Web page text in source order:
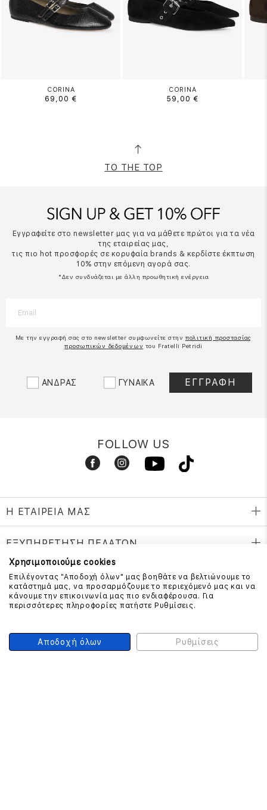
CORINA
69,00 €
CORINA
59,00 €
TO THE TOP
Εγγραφείτε στο newsletter μας για να μάθετε πρώτοι για τα νέα
της εταιρείας μας,
τις πιο hot προσφορές σε κορυφαία brands & κερδίστε έκπτωση
10% στην επόμενη αγορά σας.
*Δεν συνδυάζεται με άλλη προωθητική ενέργεια
Με την εγγραφή σας στο newsletter συμφωνείτε στην πολιτική προστασίας
προσωπικών δεδομένων του Fratelli Petridi
ΑΝΔΡΑΣ ΓΥΝΑΙΚΑ
FOLLOW US
Η ΕΤΑΙΡΕΙΑ ΜΑΣ
ΕΞΥΠΗΡΕΤΗΣΗ ΠΕΛΑΤΩΝ
ΕΠΙΚΟΙΝΩΝΗΣΤΕ ΜΑΖΙ ΜΑΣ
210 999 4510
Χρησιμοποιούμε cookies
Επιλέγοντας "Αποδοχή όλων" μας βοηθάτε να βελτιώνουμε το
κατάστημά μας, να προσαρμόζουμε το περιεχόμενό μας και να
κάνουμε την επικοινωνία μας πιο ενδιαφέρουσα. Για
περισσότερες πληροφορίες πατήστε Ρυθμίσεις.
Αποδοχή όλων Ρυθμίσεις